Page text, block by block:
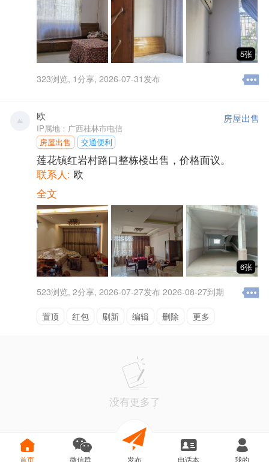
5张
323浏览, 1分享, 2026-07-31发布
房屋出售
欧
IP属地：广西桂林市电信
房屋出售
交通便利
莲花镇红岩村路口整栋楼出售，价格面议。
联系人: 欧
全文
6张
523浏览, 2分享, 2026-07-27发布 2026-08-27到期
置顶 红包 刷新 编辑 删除 更多
没有更多了
首页 微信群 发布 电话本 我的